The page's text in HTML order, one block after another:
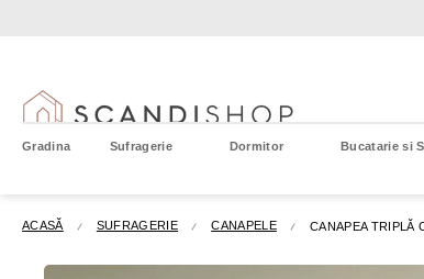
Gradina Sufragerie Dormitor Bucatarie si
ACASĂ SUFRAGERIE CANAPELE CANAPEA TRIPLĂ